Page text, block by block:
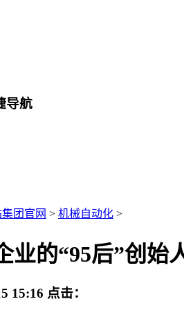
导航
团官网 > 机械自动化 >
业的“95后”创始
15:16 点击：